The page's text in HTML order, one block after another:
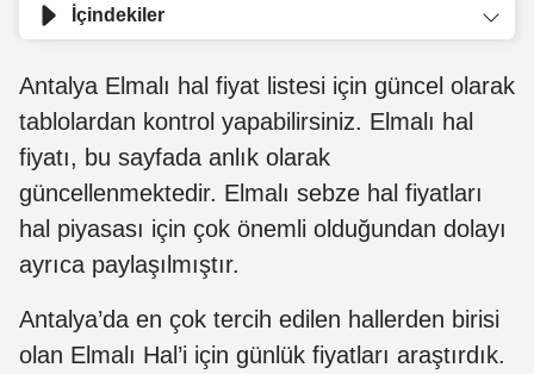
İçindekiler
Antalya Elmalı hal fiyat listesi için güncel olarak
tablolardan kontrol yapabilirsiniz. Elmalı hal
fiyatı, bu sayfada anlık olarak
güncellenmektedir. Elmalı sebze hal fiyatları
hal piyasası için çok önemli olduğundan dolayı
ayrıca paylaşılmıştır.
Antalya’da en çok tercih edilen hallerden birisi
olan Elmalı Hal’i için günlük fiyatları araştırdık.